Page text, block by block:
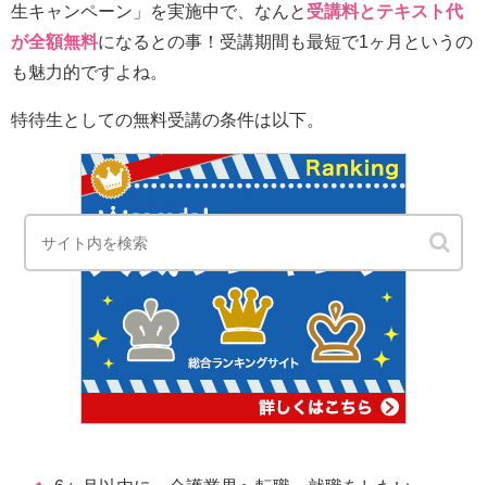
生キャンペーン」を実施中で、なんと 受講料とテキスト代
が全額無料になるとの事！受講期間も最短で1ヶ月というの
も魅力的ですよね。
特待生としての無料受講の条件は以下。